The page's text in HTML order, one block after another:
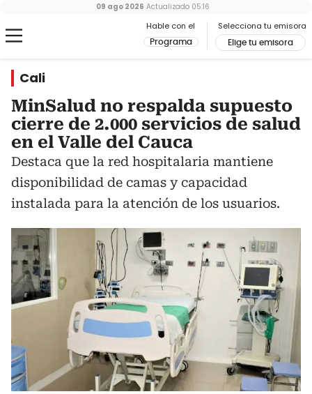
Hable con el
Programa
Selecciona tu emisora
Elige tu emisora
09 ago 2026 Actualizado 05:16
Cali
MinSalud no respalda supuesto
cierre de 2.000 servicios de salud
en el Valle del Cauca
Destaca que la red hospitalaria mantiene
disponibilidad de camas y capacidad
instalada para la atención de los usuarios.